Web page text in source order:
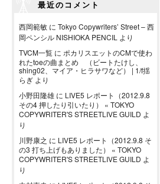
最近のコメント
西岡範敏 に Tokyo Copywriters’ Street – 西
岡ペンシル NISHIOKA PENCIL より
TVCM一覧 に ポカリスエットのCMで使わ
れたtoeの曲まとめ （ビートたけし、
shing02、マイア・ヒラサワなど） | 1/f揺
らぎ より
小野田隆雄 に LIVE5 レポート（2012.9.8
その4 押したり引いたり） « TOKYO
COPYWRITER'S STREETLIVE GUILD よ
り
川野康之 に LIVE5 レポート（2012.9.8 そ
の3 打ち上げもありました） « TOKYO
COPYWRITER'S STREETLIVE GUILD よ
り